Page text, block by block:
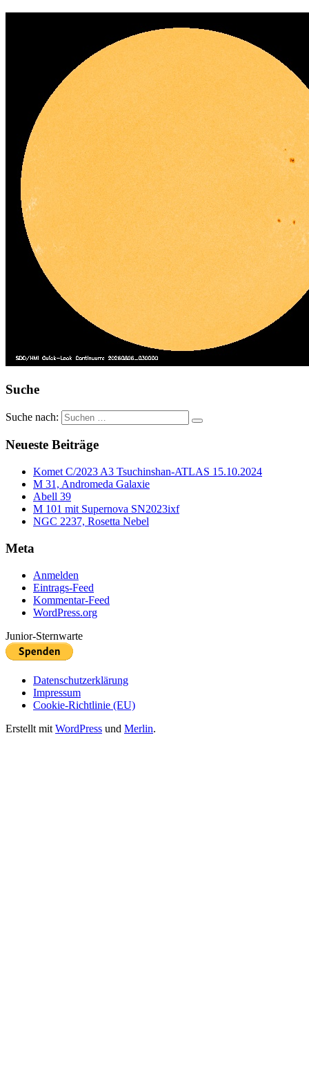
Suche
Suche nach:
Neueste Beiträge
Komet C/2023 A3 Tsuchinshan-ATLAS 15.10.2024
M 31, Andromeda Galaxie
Abell 39
M 101 mit Supernova SN2023ixf
NGC 2237, Rosetta Nebel
Meta
Anmelden
Eintrags-Feed
Kommentar-Feed
WordPress.org
Junior-Sternwarte
Datenschutzerklärung
Impressum
Cookie-Richtlinie (EU)
Erstellt mit WordPress und Merlin.